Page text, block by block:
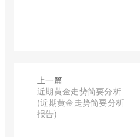
上一篇
近期黄金走势简要分析
(近期黄金走势简要分析
报告)